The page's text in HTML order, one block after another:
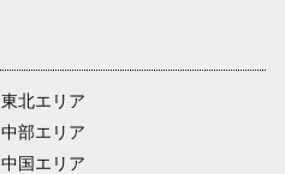
東北エリア
中部エリア
中国エリア